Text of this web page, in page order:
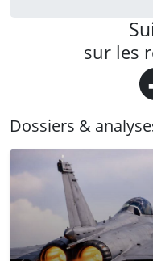
sur les
Dossiers &